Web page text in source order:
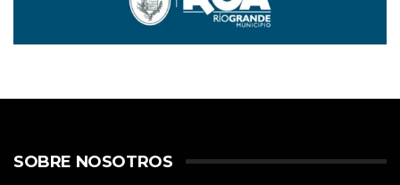
SOBRE NOSOTROS